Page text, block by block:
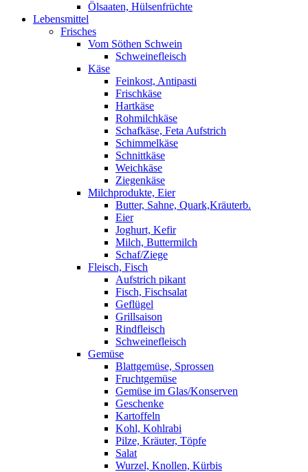
Ölsaaten, Hülsenfrüchte
Lebensmittel
Frisches
Vom Söthen Schwein
Schweinefleisch
Käse
Feinkost, Antipasti
Frischkäse
Hartkäse
Rohmilchkäse
Schafkäse, Feta Aufstrich
Schimmelkäse
Schnittkäse
Weichkäse
Ziegenkäse
Milchprodukte, Eier
Butter, Sahne, Quark,Kräuterb.
Eier
Joghurt, Kefir
Milch, Buttermilch
Schaf/Ziege
Fleisch, Fisch
Aufstrich pikant
Fisch, Fischsalat
Geflügel
Grillsaison
Rindfleisch
Schweinefleisch
Gemüse
Blattgemüse, Sprossen
Fruchtgemüse
Gemüse im Glas/Konserven
Geschenke
Kartoffeln
Kohl, Kohlrabi
Pilze, Kräuter, Töpfe
Salat
Wurzel, Knollen, Kürbis